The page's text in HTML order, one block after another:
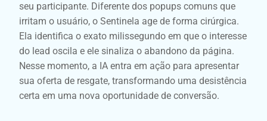
seu participante. Diferente dos popups comuns que
irritam o usuário, o Sentinela age de forma cirúrgica.
Ela identifica o exato milissegundo em que o interesse
do lead oscila e ele sinaliza o abandono da página.
Nesse momento, a IA entra em ação para apresentar
sua oferta de resgate, transformando uma desistência
certa em uma nova oportunidade de conversão.